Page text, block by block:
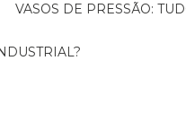
VASOS DE PRESSÃO: